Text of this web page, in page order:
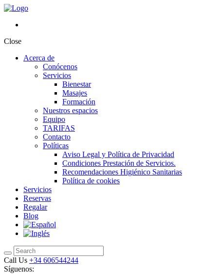
Close
Acerca de
Conócenos
Servicios
Bienestar
Masajes
Formación
Nuestros espacios
Equipo
TARIFAS
Contacto
Políticas
Aviso Legal y Política de Privacidad
Condiciones Prestación de Servicios.
Recomendaciones Higiénico Sanitarias
Política de cookies
Servicios
Reservas
Regalar
Blog
Call Us +34 606544244
Síguenos: